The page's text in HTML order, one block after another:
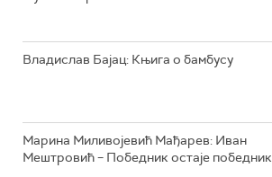
Владислав Бајац: Књига о бамбусу
Марина Миливојевић Мађарев: Иван
Мештровић – Победник остаје победник